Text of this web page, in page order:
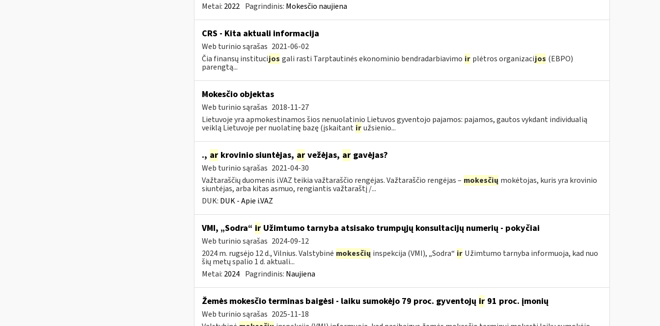
Metai: 2022 Pagrindinis: Mokesčio naujiena
CRS - Kita aktuali informacija
Web turinio sąrašas 2021-06-02
Čia finansų institucijos gali rasti Tarptautinės ekonominio bendradarbiavimo ir plėtros organizacijos (EBPO)
parengtą...
Mokesčio objektas
Web turinio sąrašas 2018-11-27
Lietuvoje yra apmokestinamos šios nenuolatinio Lietuvos gyventojo pajamos: pajamos, gautos vykdant individualią
veiklą Lietuvoje per nuolatinę bazę (įskaitant ir užsienio...
., arkrovinio siuntėjas, arvežėjas, argavėjas?
Web turinio sąrašas 2021-04-30
Važtaraščių duomenis i.VAZ teikia važtaraščio rengėjas. Važtaraščio rengėjas – mokesčių mokėtojas, kuris yra krovinio
siuntėjas, arba kitas asmuo, rengiantis važtaraštį /...
DUK: DUK - Apie i.VAZ
VMI, „Sodra“ irUžimtumo tarnyba atsisako trumpųjų konsultacijų numerių - pokyčiai
Web turinio sąrašas 2024-09-12
2024 m. rugsėjo 12 d., Vilnius. Valstybinė mokesčių inspekcija (VMI), „Sodra“ ir Užimtumo tarnyba informuoja, kad nuo
šių metų spalio 1 d. aktuali...
Metai: 2024 Pagrindinis: Naujiena
Žemės mokesčio terminas baigėsi - laiku sumokėjo 79 proc. gyventojų ir91 proc. įmonių
Web turinio sąrašas 2025-11-18